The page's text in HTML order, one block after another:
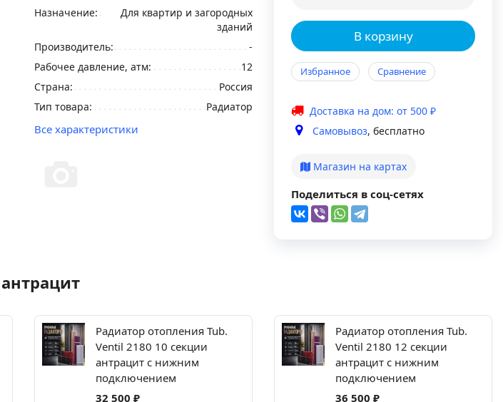
В корзину
Избранное Сравнение
Доставка на дом: от 500 ₽
Самовывоз, бесплатно
Магазин на картах
Поделиться в соц-сетях
Назначение:
Для квартир и загородных
зданий
Производитель:
-
Рабочее давление, атм:
12
Страна:
Россия
Тип товара:
Радиатор
Все характеристики
Радиатор отопления Tub.
Ventil 2180 10 секции
антрацит с нижним
подключением
32 500 ₽
Радиатор отопления Tub.
Ventil 2180 12 секции
антрацит с нижним
подключением
36 500 ₽